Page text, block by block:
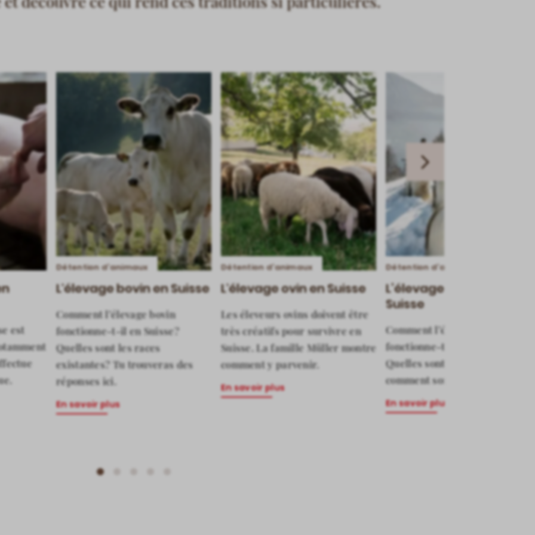
Détention d’animaux
L'élevage bovin en Suisse
Comment l’élevage bovin
fonctionne-t-il en Suisse?
Quelles sont les races
existantes? Tu trouveras des
réponses ici.
En savoir plus
Détention d’animaux
L'élevage ovin en Suisse
Les éleveurs ovins doivent être
très créatifs pour survivre en
Suisse. La famille Müller montre
comment y parvenir.
En savoir plus
Détention d’animaux
L’élevage caprin en
Suisse
Comment l’élevage de chèvres
fonctionne-t-il en Suisse?
Quelles sont les races et
comment sont-elles détenues?
En savoir plus
est
Next
slide